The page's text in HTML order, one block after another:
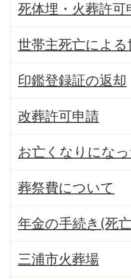
死体埋・火葬許可
世帯主死亡によ
印鑑登録証の返却
改葬許可申請
お亡くなりにな
葬祭費について
年金の手続き(死
三浦市火葬場